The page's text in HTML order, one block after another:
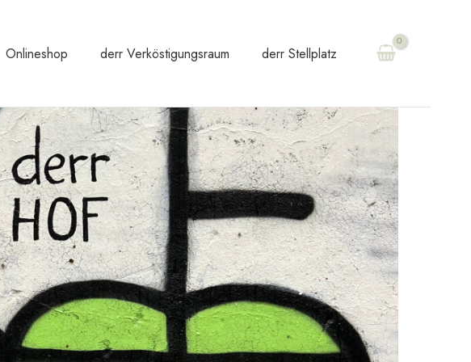
Onlineshop derr Verköstigungsraum derr Stellplatz